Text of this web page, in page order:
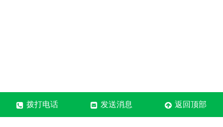
拨打电话 发送消息 返回顶部